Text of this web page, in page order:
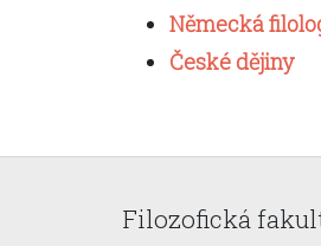
Německá
České dějiny
Filozofická